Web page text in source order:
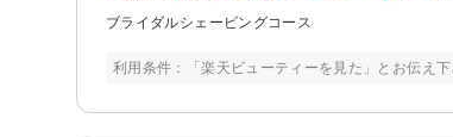
ブライダルシェービングコース
利用条件：「楽天ビューティーを見た」とお伝え下